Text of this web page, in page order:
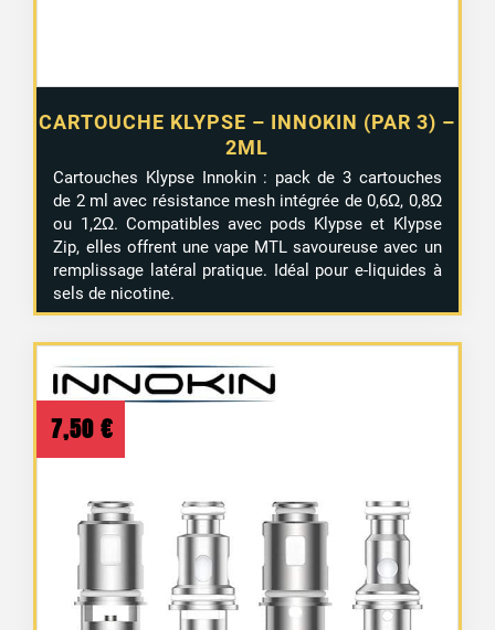
CARTOUCHE KLYPSE – INNOKIN (PAR 3) –
2ML
Cartouches Klypse Innokin : pack de 3 cartouches
de 2 ml avec résistance mesh intégrée de 0,6Ω, 0,8Ω
ou 1,2Ω. Compatibles avec pods Klypse et Klypse
Zip, elles offrent une vape MTL savoureuse avec un
remplissage latéral pratique. Idéal pour e-liquides à
sels de nicotine.
7,50 €